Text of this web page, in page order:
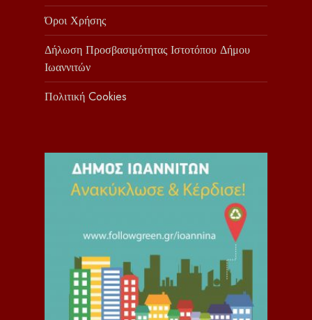
Όροι Χρήσης
Δήλωση Προσβασιμότητας Ιστοτόπου Δήμου
Ιωαννιτών
Πολιτική Cookies